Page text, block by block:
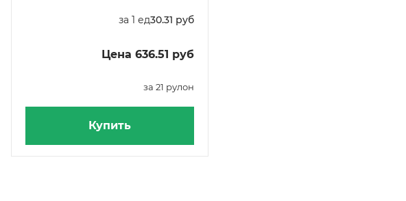
за 1 ед30.31 руб
Цена 636.51 руб
за 21 рулон
Купить